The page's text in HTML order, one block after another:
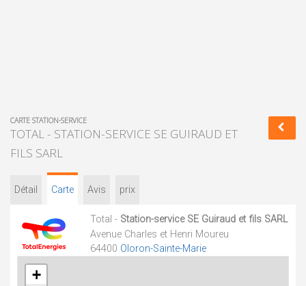
CARTE STATION-SERVICE
TOTAL - STATION-SERVICE SE GUIRAUD ET
FILS SARL
Détail Carte Avis prix
Total - Station-service SE Guiraud et fils SARL
Avenue Charles et Henri Moureu
64400 Oloron-Sainte-Marie
+